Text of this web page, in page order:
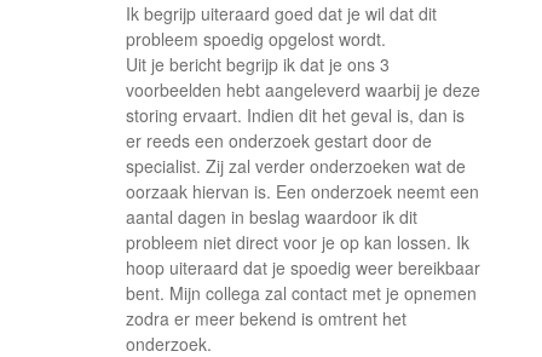
Ik begrijp uiteraard goed dat je wil dat dit
probleem spoedig opgelost wordt.
Uit je bericht begrijp ik dat je ons 3
voorbeelden hebt aangeleverd waarbij je deze
storing ervaart. Indien dit het geval is, dan is
er reeds een onderzoek gestart door de
specialist. Zij zal verder onderzoeken wat de
oorzaak hiervan is. Een onderzoek neemt een
aantal dagen in beslag waardoor ik dit
probleem niet direct voor je op kan lossen. Ik
hoop uiteraard dat je spoedig weer bereikbaar
bent. Mijn collega zal contact met je opnemen
zodra er meer bekend is omtrent het
onderzoek.